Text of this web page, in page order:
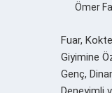
Ömer
Fuar,
Giyimine
Genç,